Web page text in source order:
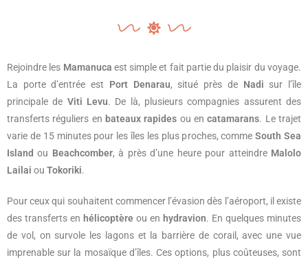
Rejoindre les Mamanuca est simple et fait partie du plaisir du voyage.
La porte d’entrée est Port Denarau, situé près de Nadi sur l’île
principale de Viti Levu. De là, plusieurs compagnies assurent des
transferts réguliers en bateaux rapides ou encatamarans. Le trajet
varie de 15 minutes pour les îles les plus proches, commeSouth Sea
Island ou Beachcomber, à près d’une heure pour atteindre Malolo
Lailai ou Tokoriki.
Pour ceux qui souhaitent commencer l’évasion dès l’aéroport, il existe
des transferts en hélicoptère ou en hydravion. En quelques minutes
de vol, on survole les lagons et la barrière de corail, avec une vue
imprenable sur la mosaïque d’îles. Ces options, plus coûteuses, sont